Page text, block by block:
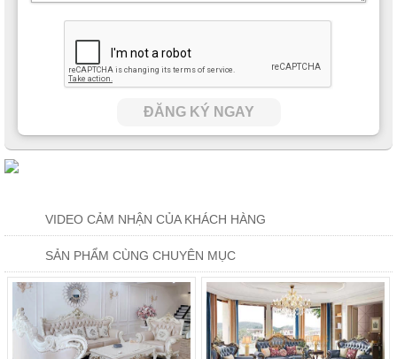
ĐĂNG KÝ NGAY
VIDEO CẢM NHẬN CỦA KHÁCH HÀNG
SẢN PHẨM CÙNG CHUYÊN MỤC